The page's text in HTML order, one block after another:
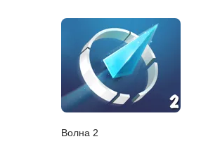
Волна 2